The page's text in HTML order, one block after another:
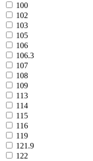
100
102
103
105
106
106.3
107
108
109
113
114
115
116
119
121.9
122